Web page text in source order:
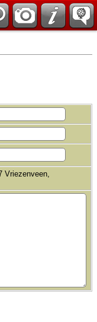
Vriezenveen,